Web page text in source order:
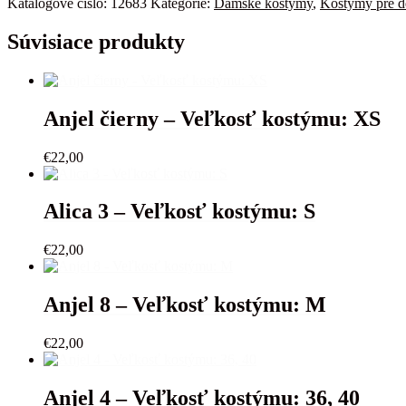
-
Veľkosť
Súvisiace produkty
Anjel čierny – Veľkosť kostýmu: XS
€22,00
Alica 3 – Veľkosť kostýmu: S
€22,00
Anjel 8 – Veľkosť kostýmu: M
€22,00
Anjel 4 – Veľkosť kostýmu: 36, 40